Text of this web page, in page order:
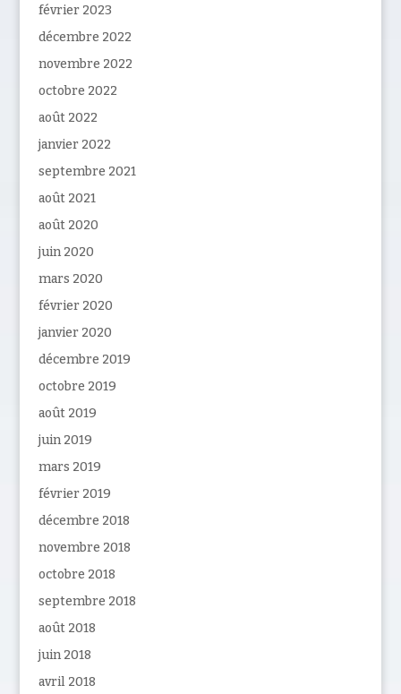
février 2023
décembre 2022
novembre 2022
octobre 2022
août 2022
janvier 2022
septembre 2021
août 2021
août 2020
juin 2020
mars 2020
février 2020
janvier 2020
décembre 2019
octobre 2019
août 2019
juin 2019
mars 2019
février 2019
décembre 2018
novembre 2018
octobre 2018
septembre 2018
août 2018
juin 2018
avril 2018